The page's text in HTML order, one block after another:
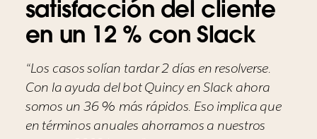
satisfacción del cliente
en un 12 % con Slack
“Los casos solían tardar 2 días en resolverse.
Con la ayuda del bot Quincy en Slack ahora
somos un 36 % más rápidos. Eso implica que
en términos anuales ahorramos a nuestros